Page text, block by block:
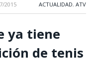
2015 ACTUALIDAD, ATV
ya tiene
de tenis